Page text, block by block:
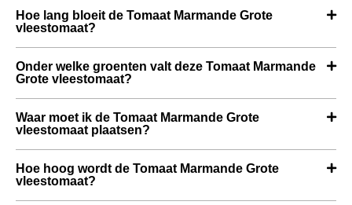
Hoe lang bloeit de Tomaat Marmande Grote
vleestomaat?
Onder welke groenten valt deze Tomaat Marmande
Grote vleestomaat?
Waar moet ik de Tomaat Marmande Grote
vleestomaat plaatsen?
Hoe hoog wordt de Tomaat Marmande Grote
vleestomaat?